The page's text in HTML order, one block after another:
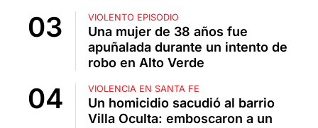
VIOLENTO EPISODIO
Una mujer de 38 años fue
apuñalada durante un intento de
robo en Alto Verde
VIOLENCIA EN SANTA FE
Un homicidio sacudió al barrio
Villa Oculta: emboscaron a un